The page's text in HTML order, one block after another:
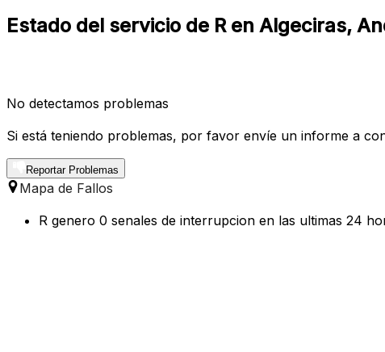
Estado del servicio de R en Algeciras,
No detectamos problemas
Si está teniendo problemas, por favor envíe un informe a
Reportar Problemas
Mapa de Fallos
R genero 0 senales de interrupcion en las ultimas 24